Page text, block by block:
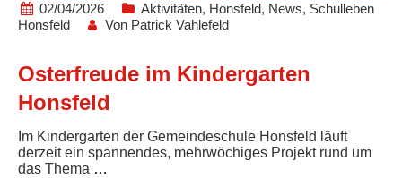
02/04/2026 Aktivitäten, Honsfeld, News, Schulleben
Honsfeld
Von Patrick Vahlefeld
Osterfreude im Kindergarten
Honsfeld
Im Kindergarten der Gemeindeschule Honsfeld läuft
derzeit ein spannendes, mehrwöchiges Projekt rund um
das Thema …